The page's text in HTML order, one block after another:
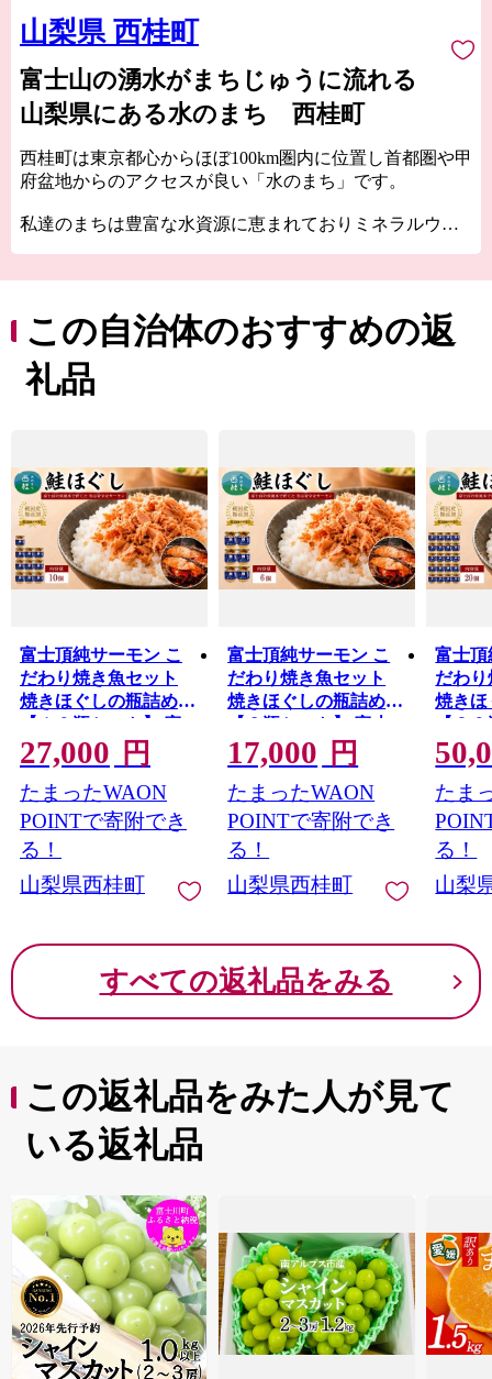
山梨県 西桂町
富士山の湧水がまちじゅうに流れる
山梨県にある水のまち 西桂町
西桂町は東京都心からほぼ100km圏内に位置し首都圏や甲
府盆地からのアクセスが良い「水のまち」です。
私達のまちは豊富な水資源に恵まれておりミネラルウォ
を支えてきました。
山林が約80％を占める岳景観の美しいまちで生まれた西
桂町の魅力あふれる特産品を、ふるさと納税を通じてお
づくりのために大切に活用させていただきます。
この自治体のおすすめの返
礼品
富士頂純サーモン こ
だわり焼き魚セット
焼きほぐしの瓶詰め
【１０瓶セット】 富
士山麓のきれいな天然
水で養殖された安心安
全なサーモン 完全無
投薬・ワクチンフリ
ー・アニサキスフリ
ー・サステナブル 鮭
フレーク 焼き鮭
27,000 円
たまったWAON
POINTで寄附でき
る！
山梨県西桂町
富士頂純サーモン こ
だわり焼き魚セット
焼きほぐしの瓶詰め
【６瓶セット】 富士
山麓のきれいな天然水
で養殖された安心安全
なサーモン 完全無投
薬・ワクチンフリー・
アニサキスフリー・サ
ステナブル 鮭 フレー
ク 焼き鮭【n0618-
17,000 円
たまったWAON
POINTで寄附でき
る！
山梨県西桂町
富士頂
だわ
焼きほ
【２
士山
水で養
全な
投薬・
ー・
ー・サ
フレ
たま
る！
山梨
すべての返礼品をみる
この返礼品をみた人が見て
いる返礼品